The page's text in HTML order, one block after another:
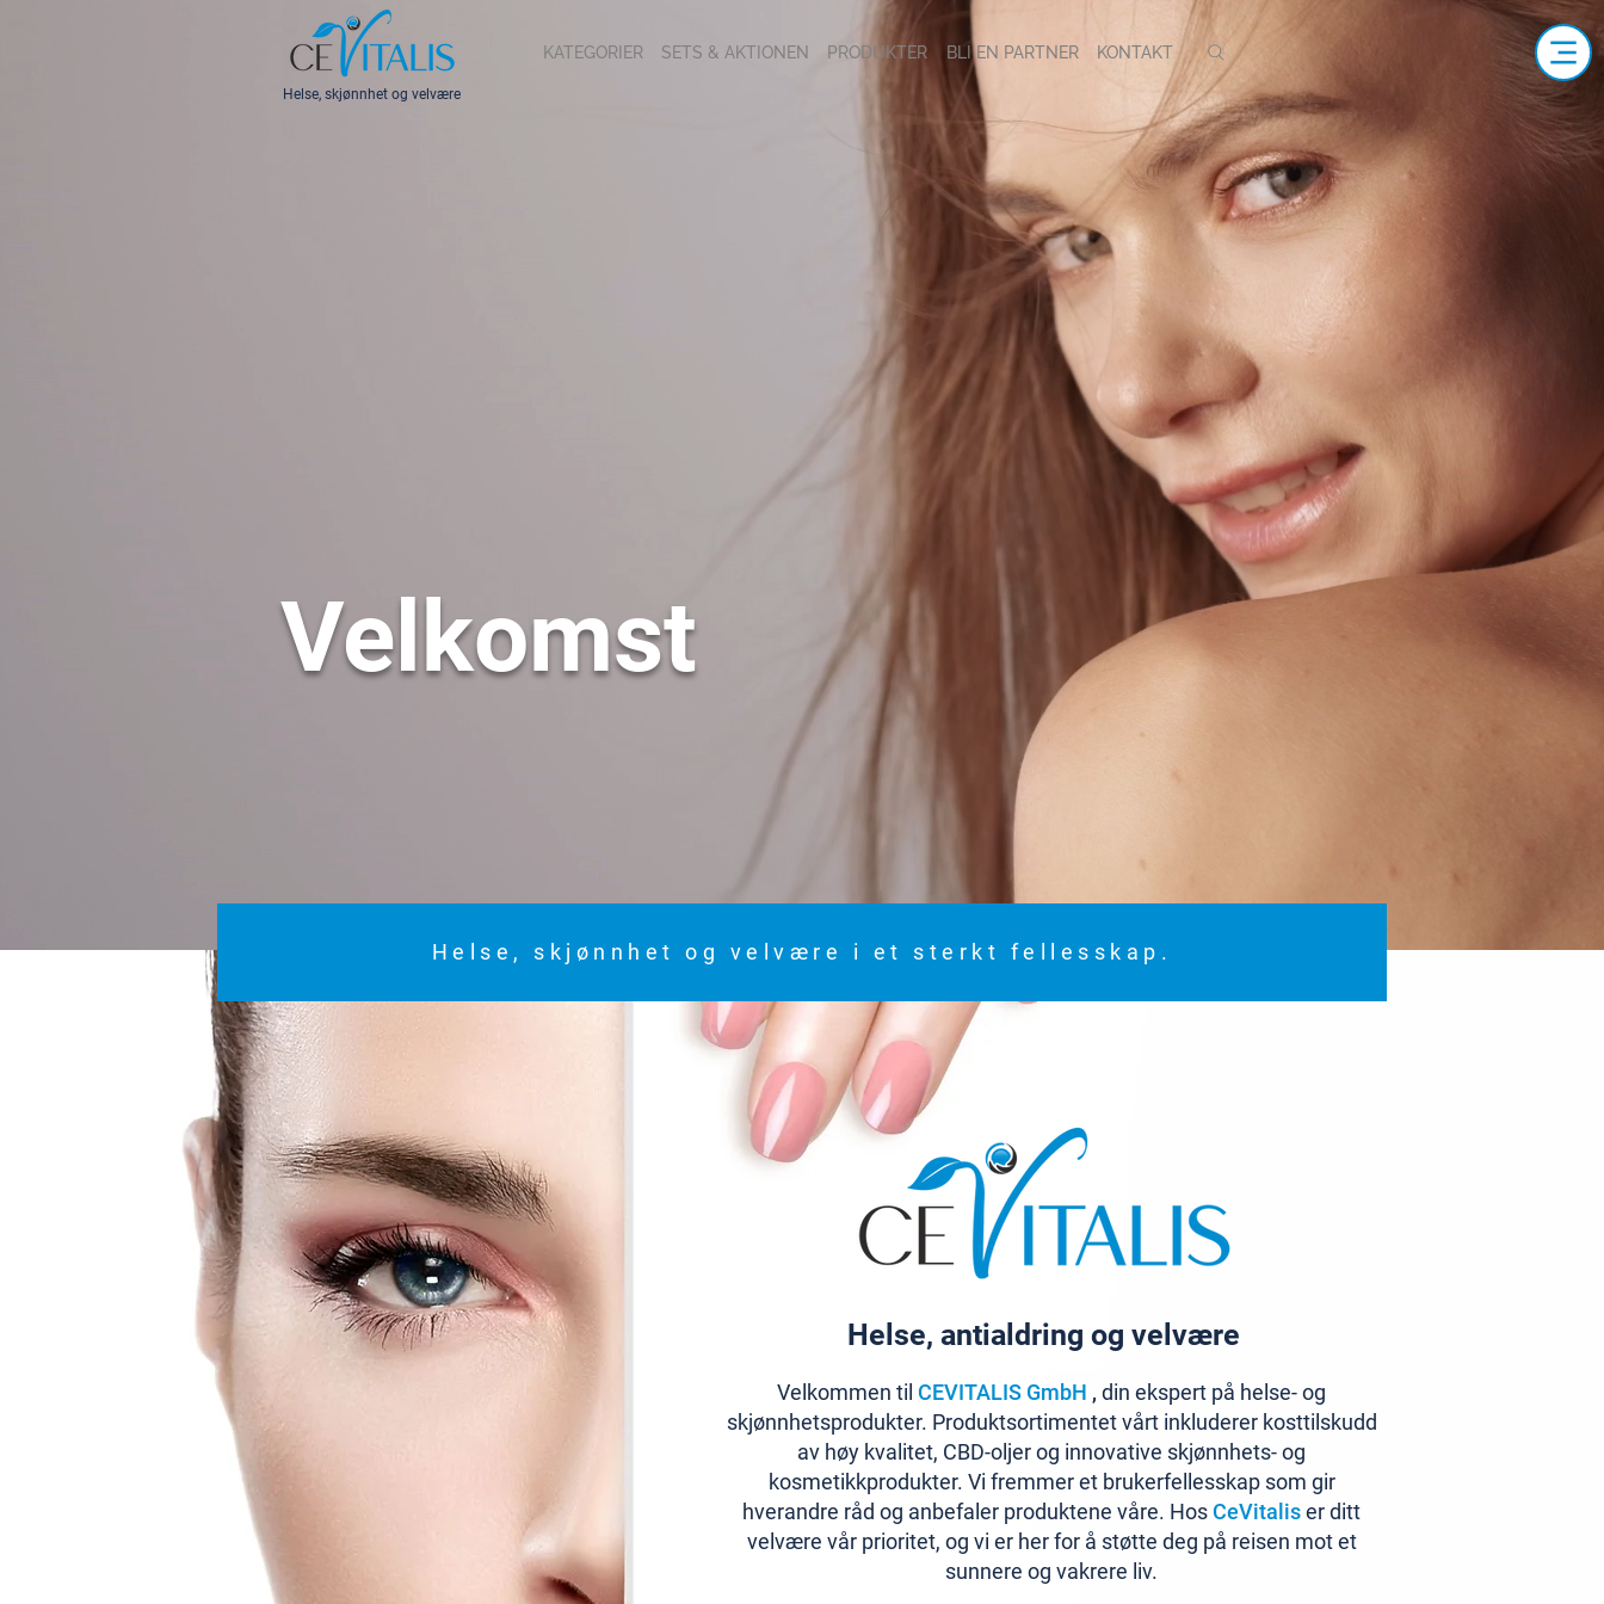
Helse, skjønnhet og velvære
KATEGORIER SETS & AKTIONEN PRODUKTER BLI EN PARTNER KONTAKT
Velkomst
Helse, skjønnhet og velvære i et sterkt fellesskap.
Helse, antialdring og velvære
Velkommen til CEVITALIS GmbH , din ekspert på helse- og
skjønnhetsprodukter. Produktsortimentet vårt inkluderer kosttilskudd
av høy kvalitet, CBD-oljer og innovative skjønnhets- og
kosmetikkprodukter. Vi fremmer et brukerfellesskap som gir
hverandre råd og anbefaler produktene våre. HosCeVitaliser ditt
velvære vår prioritet, og vi er her for å støtte deg på reisen mot et
sunnere og vakrere liv.